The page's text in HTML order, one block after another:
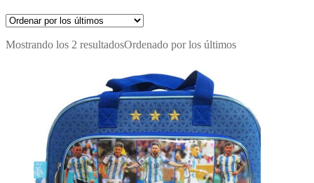
Mostrando los 2 resultadosOrdenado por los últimos